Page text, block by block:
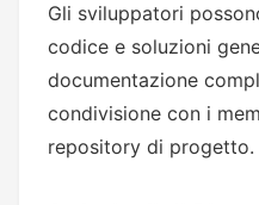
Gli sviluppatori
codice e soluzioni
documentazione
condivisione con i
repository di progetto.